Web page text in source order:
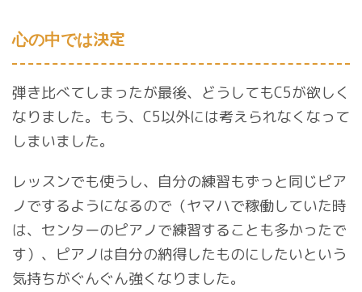
心の中では決定
弾き比べてしまったが最後、どうしてもC5が欲しく
なりました。もう、C5以外には考えられなくなって
しまいました。
レッスンでも使うし、自分の練習もずっと同じピア
ノでするようになるので（ヤマハで稼働していた時
は、センターのピアノで練習することも多かったで
す）、ピアノは自分の納得したものにしたいという
気持ちがぐんぐん強くなりました。